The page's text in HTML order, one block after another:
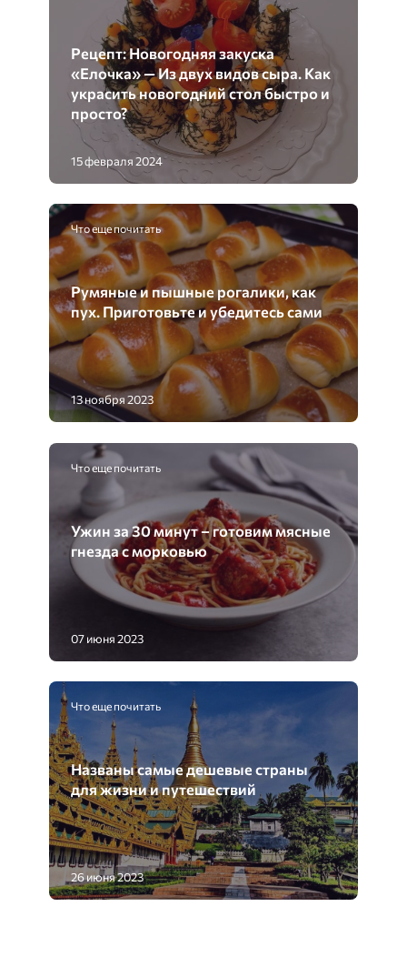
Рецепт: Новогодняя закуска
«Елочка» — Из двух видов сыра. Как
украсить новогодний стол быстро и
просто?
15 февраля 2024
Что еще почитать
Румяные и пышные рогалики, как
пух. Приготовьте и убедитесь сами
13 ноября 2023
Что еще почитать
Ужин за 30 минут – готовим мясные
гнезда с морковью
07 июня 2023
Что еще почитать
Названы самые дешевые страны
для жизни и путешествий
26 июня 2023